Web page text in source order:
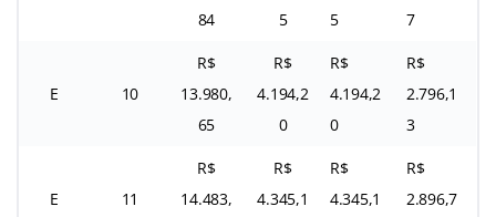
84
5
5
7
E 10
R$
13.980,
65
R$
4.194,2
0
R$
4.194,2
0
R$
2.796,1
3
E 11
R$
14.483,
R$
4.345,1
R$
4.345,1
R$
2.896,7